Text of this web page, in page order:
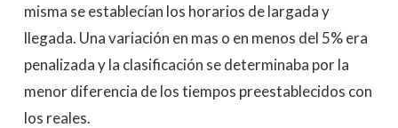
misma se establecían los horarios de largada y
llegada. Una variación en mas o en menos del 5% era
penalizada y la clasificación se determinaba por la
menor diferencia de los tiempos preestablecidos con
los reales.